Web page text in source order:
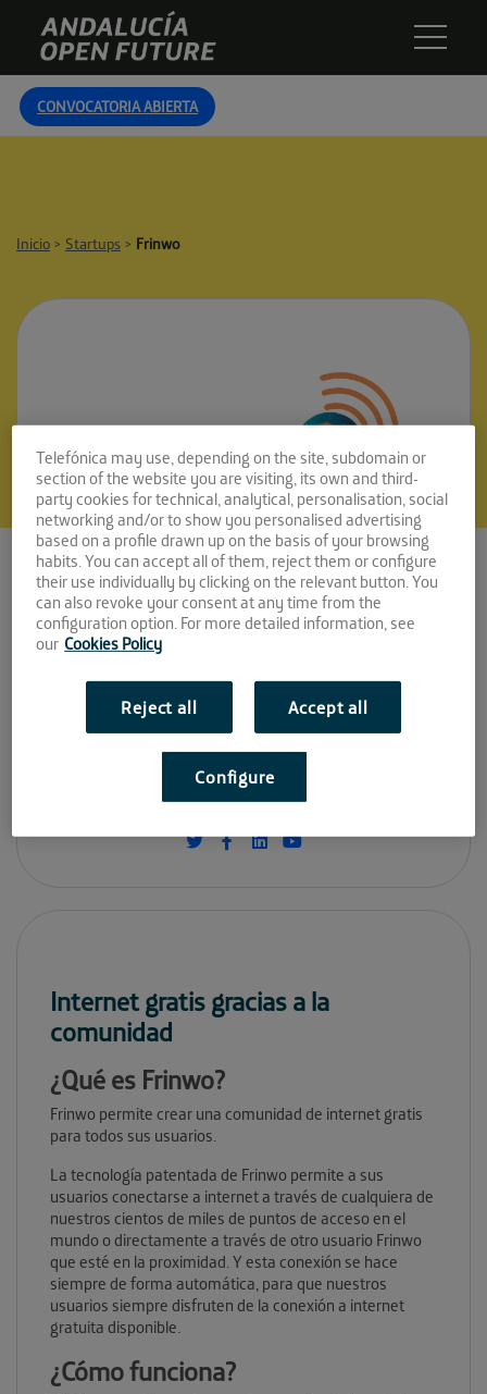
content
Andalucía
Open
Future
CONVOCATORIA ABIERTA
Inicio > Startups > Frinwo
Frinwo
Espacio:
LA FAROLA
Convocatoria:
Septiembre 2017
Sitio web:
https://frinwo.com/
Internet gratis gracias a la
comunidad
¿Qué es Frinwo?
Frinwo permite crear una comunidad de internet gratis
para todos sus usuarios.
La tecnología patentada de Frinwo permite a sus
usuarios conectarse a internet a través de cualquiera de
nuestros cientos de miles de puntos de acceso en el
mundo o directamente a través de otro usuario Frinwo
que esté en la proximidad. Y esta conexión se hace
siempre de forma automática, para que nuestros
usuarios siempre disfruten de la conexión a internet
gratuita disponible.
¿Cómo funciona?
Telefónica may use, depending on the site, subdomain or
section of the website you are visiting, its own and third-
party cookies for technical, analytical, personalisation, social
networking and/or to show you personalised advertising
based on a profile drawn up on the basis of your browsing
habits. You can accept all of them, reject them or configure
their use individually by clicking on the relevant button. You
can also revoke your consent at any time from the
configuration option. For more detailed information, see
our Cookies Policy
Reject all Accept all
Configure